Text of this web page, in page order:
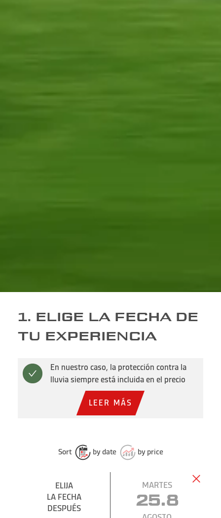
1. ELIGE LA FECHA DE
TU EXPERIENCIA
En nuestro caso, la protección contra la
lluvia siempre está incluida en el precio
LEER MÁS
Sort by date by price
ELIJA
LA FECHA
DESPUÉS
MARTES
25.8